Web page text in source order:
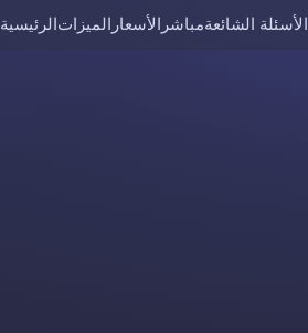
الرئيسيةالميزات الأسعار مباشرالأسئلة الشائعة